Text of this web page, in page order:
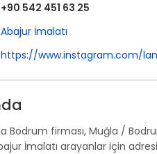
+90 542 451 63 25
Abajur İmalatı
https://www.instagram.com/
Bodrum firması, Muğla /
İmalatı arayanlar için